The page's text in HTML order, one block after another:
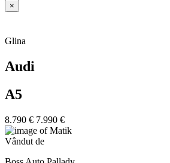
×
Glina
Audi
A5
8.790 € 7.990 €
Vândut de